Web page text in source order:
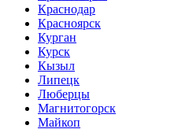
Краснодар
Красноярск
Курган
Курск
Кызыл
Липецк
Люберцы
Магнитогорск
Майкоп